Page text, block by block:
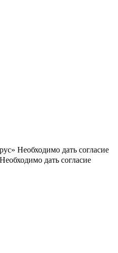
Необходимо дать согласие
Необходимо дать согласие